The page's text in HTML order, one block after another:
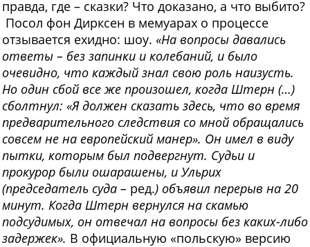
правда, где – сказки? Что доказано, а что выбито?
Посол фон Дирксен в мемуарах о процессе
отзывается ехидно: шоу. «На вопросы давались
ответы – без запинки и колебаний, и было
очевидно, что каждый знал свою роль наизусть.
Но один сбой все же произошел, когда Штерн (…)
сболтнул: «Я должен сказать здесь, что во время
предварительного следствия со мной обращались
совсем не на европейский манер». Он имел в виду
пытки, которым был подвергнут. Судьи и
прокурор были ошарашены, и Ульрих
(председатель суда – ред.) объявил перерыв на 20
минут. Когда Штерн вернулся на скамью
подсудимых, он отвечал на вопросы без каких-либо
задержек». В официальную «польскую» версию